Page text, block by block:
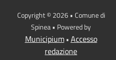
Copyright © 2026 • Comune di
Spinea • Powered by
Municipium• Accesso
redazione